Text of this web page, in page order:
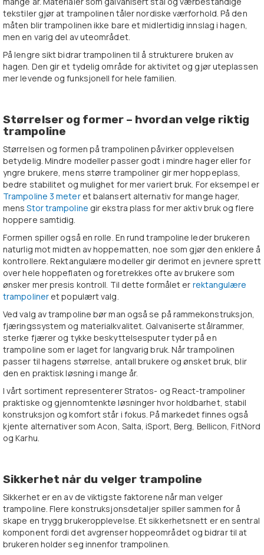
tekstiler gjør at trampolinen tåler nordiske værforhold. På den
måten blir trampolinen ikke bare et midlertidig innslag i hagen,
men en varig del av uteområdet.
På lengre sikt bidrar trampolinen til å strukturere bruken av
hagen. Den gir et tydelig område for aktivitet og gjør uteplassen
mer levende og funksjonell for hele familien.
Størrelser og former – hvordan velge riktig
trampoline
Størrelsen og formen på trampolinen påvirker opplevelsen
betydelig. Mindre modeller passer godt i mindre hager eller for
yngre brukere, mens større trampoliner gir mer hoppeplass,
bedre stabilitet og mulighet for mer variert bruk. For eksempel er
Trampoline 3 meteret balansert alternativ for mange hager,
mensStor trampoline gir ekstra plass for mer aktiv bruk og flere
hoppere samtidig.
Formen spiller også en rolle. En rund trampoline leder brukeren
naturlig mot midten av hoppematten, noe som gjør den enklere å
kontrollere. Rektangulære modeller gir derimot en jevnere sprett
over hele hoppeflaten og foretrekkes ofte av brukere som
ønsker mer presis kontroll. Til dette formålet er rektangulære
trampoliner et populært valg.
Ved valg av trampoline bør man også se på rammekonstruksjon,
fjæringssystem og materialkvalitet. Galvaniserte stålrammer,
sterke fjærer og tykke beskyttelsesputer tyder på en
trampoline som er laget for langvarig bruk. Når trampolinen
passer til hagens størrelse, antall brukere og ønsket bruk, blir
den en praktisk løsning i mange år.
I vårt sortiment representerer Stratos- og React-trampoliner
praktiske og gjennomtenkte løsninger hvor holdbarhet, stabil
konstruksjon og komfort står i fokus. På markedet finnes også
kjente alternativer som Acon, Salta, iSport, Berg, Bellicon, FitNord
og Karhu.
Sikkerhet når du velger trampoline
Sikkerhet er en av de viktigste faktorene når man velger
trampoline. Flere konstruksjonsdetaljer spiller sammen for å
skape en trygg brukeropplevelse. Et sikkerhetsnett er en sentral
komponent fordi det avgrenser hoppeområdet og bidrar til at
brukeren holder seg innenfor trampolinen.